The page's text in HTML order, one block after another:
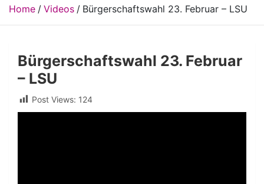
Home Videos Bürgerschaftswahl 23. Februar – LSU
Bürgerschaftswahl 23. Februar
– LSU
Post Views: 124